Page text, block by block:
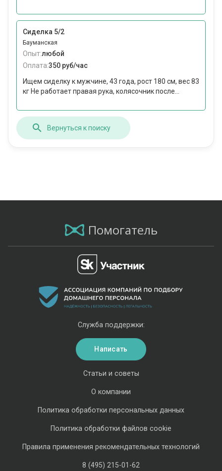
Сиделка 5/2
Бауманская
Опыт:любой
Оплата:350 руб/час
Ищем сиделку к мужчине, 43 года, рост 180 см, вес 83
кг Не работает правая рука, колясочник после...
Вернуться к поиску
Помогатель
Статьи и советы
О компании
Политика обработки персональных данных
Политика обработки файлов cookie
Правила применения рекомендательных технологий
8 (495) 215-01-62
Служба поддержки:
Написать